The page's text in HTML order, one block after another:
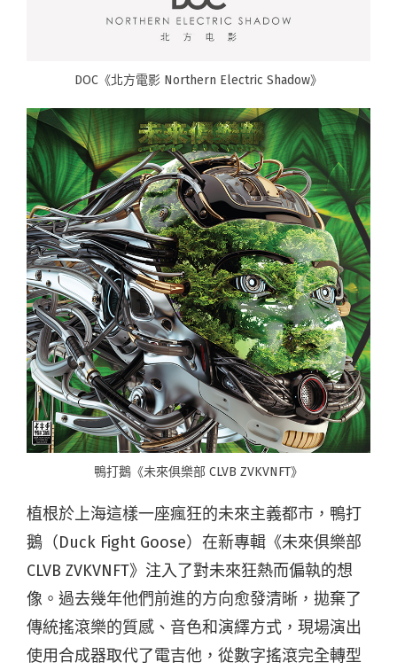
DOC《北方電影 Northern Electric Shadow》
鴨打鵝《未來俱樂部 CLVB ZVKVNFT》
植根於上海這樣一座瘋狂的未來主義都市，鴨打
鵝（Duck Fight Goose）在新專輯《未來俱樂部
CLVB ZVKVNFT》注入了對未來狂熱而偏執的想
像。過去幾年他們前進的方向愈發清晰，拋棄了
傳統搖滾樂的質感、音色和演繹方式，現場演出
使用合成器取代了電吉他，從數字搖滾完全轉型